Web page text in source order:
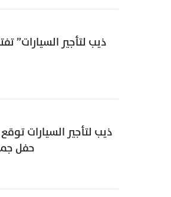
ذيب لتأجير السيارات
حفل